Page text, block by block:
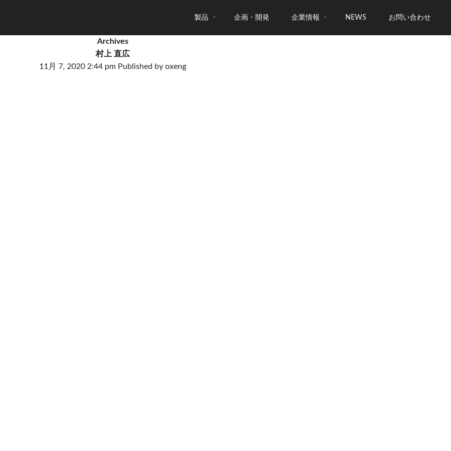
製品 企画・開発 企業情報 NEWS お問い合わせ
Archives
村上 直広
11月 7, 2020 2:44 pm Published by oxeng